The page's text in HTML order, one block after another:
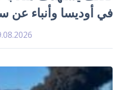
في أوديسا وأنباء